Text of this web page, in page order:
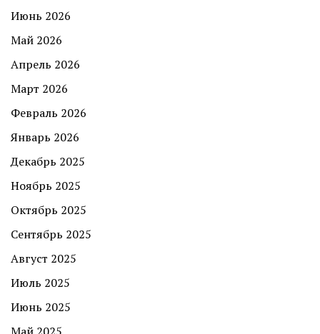
Июнь 2026
Май 2026
Апрель 2026
Март 2026
Февраль 2026
Январь 2026
Декабрь 2025
Ноябрь 2025
Октябрь 2025
Сентябрь 2025
Август 2025
Июль 2025
Июнь 2025